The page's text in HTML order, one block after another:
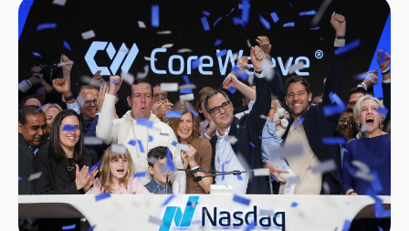
대비 0.2% 하락했다. 원유는 도널드 트럼프 대통령이 미국과 이란이 핵
프로그램을 둘러싼 협상에서 진전을 보이고 있다고 언급하면서 급락했다.
경제지표들은 성장 둔화와 함께 물가 역시 안정화되고 있음을 시사했다. 미국
생산자물가지수(PPI)가 5년 만에 최대 폭으로 하락했고, 소매판매 증가율도
현저히 둔화됐다. 제조업 생산은 6개월 만에 처음 감소했고, 뉴욕주 제조업이
다시 위축됐으며 주택건설업체 신뢰도도 급락했다.한편 JP모건의 제이미
다이먼 CEO는 관세 여파로 경기침체가 여전히 가능하다고 경고했다. 아폴로
글로벌 매니지먼트의 짐 젤터 사장은 블룸버그 TV 인터뷰에서 트럼프
행정부의 최근 관세 유예와 중국과의 긴장 완화를 "거시적 정치적
전환점"이라고 평가하며 "경기침체 확률이 30%에서 70-80%로 올랐다가
현재는 50% 미만"이라고 밝혔다.